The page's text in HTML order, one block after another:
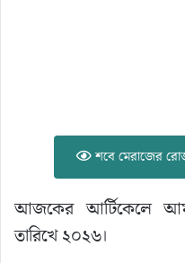
শবে মেরাজের
আজকের আর্টিকেলে
তারিখে ২০২৬।